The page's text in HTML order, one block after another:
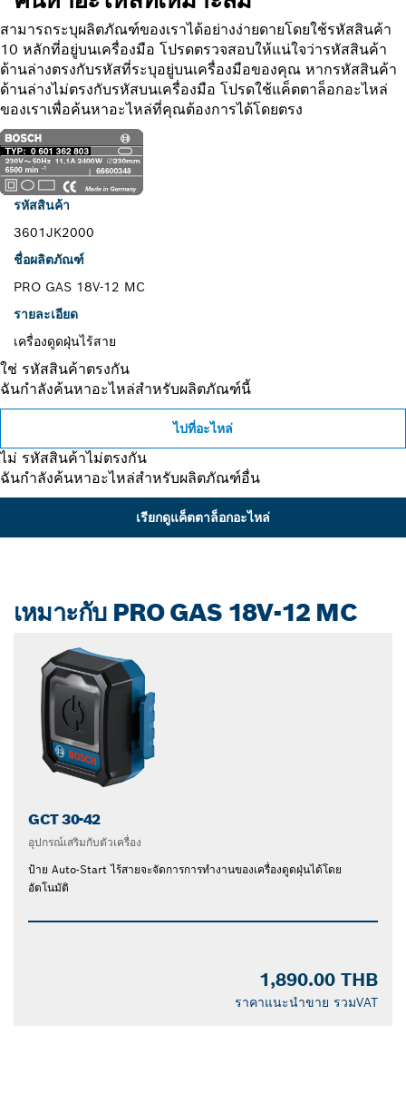
สามารถระบุผลิตภัณฑ์ของเราได้อย่างง่ายดายโดยใช้รหัสสินค้า
10 หลักที่อยู่บนเครื่องมือ โปรดตรวจสอบให้แน่ใจว่ารหัสสินค้า
ด้านล่างตรงกับรหัสที่ระบุอยู่บนเครื่องมือของคุณ หากรหัสสินค้า
ด้านล่างไม่ตรงกับรหัสบนเครื่องมือ โปรดใช้แค็ตตาล็อกอะไหล่
ของเราเพื่อค้นหาอะไหล่ที่คุณต้องการได้โดยตรง
รหัสสินค้า
3601JK2000
ชื่อผลิตภัณฑ์
PRO GAS 18V-12 MC
รายละเอียด
เครื่องดูดฝุ่นไร้สาย
ใช่ รหัสสินค้าตรงกัน
ฉันกำลังค้นหาอะไหล่สำหรับผลิตภัณฑ์นี้
ไปที่อะไหล่
ไม่ รหัสสินค้าไม่ตรงกัน
ฉันกำลังค้นหาอะไหล่สำหรับผลิตภัณฑ์อื่น
เรียกดูแค็ตตาล็อกอะไหล่
เหมาะกับ PRO GAS 18V-12 MC
GCT 30-42
อุปกรณ์เสริมกับตัวเครื่อง
ป้าย Auto-Start ไร้สายจะจัดการการทำงานของเครื่องดูดฝุ่นได้โดย
อัตโนมัติ
1,890.00 THB
ราคาแนะนำขาย รวมVAT